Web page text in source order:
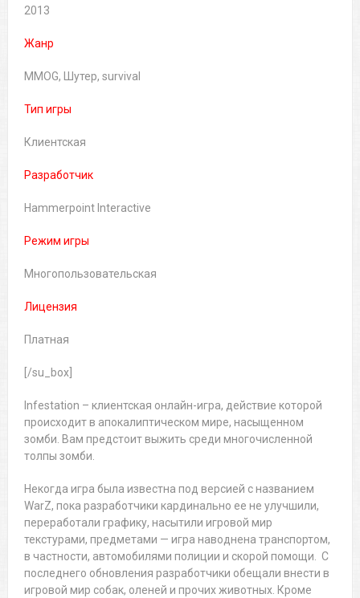
2013
Жанр
MMOG, Шутер, survival
Тип игры
Клиентская
Разработчик
Hammerpoint Interactive
Режим игры
Многопользовательская
Лицензия
Платная
[/su_box]
Infestation – клиентская онлайн-игра, действие которой
происходит в апокалиптическом мире, насыщенном
зомби. Вам предстоит выжить среди многочисленной
толпы зомби.
Некогда игра была известна под версией c названием
WarZ, пока разработчики кардинально ее не улучшили,
переработали графику, насытили игровой мир
текстурами, предметами — игра наводнена транспортом,
в частности, автомобилями полиции и скорой помощи. С
последнего обновления разработчики обещали внести в
игровой мир собак, оленей и прочих животных. Кроме